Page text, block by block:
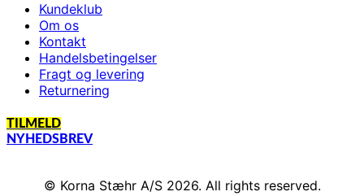
Kundeklub
Om os
Kontakt
Handelsbetingelser
Fragt og levering
Returnering
TILMELD
NYHEDSBREV
© Korna Stæhr A/S 2026. All rights reserved.